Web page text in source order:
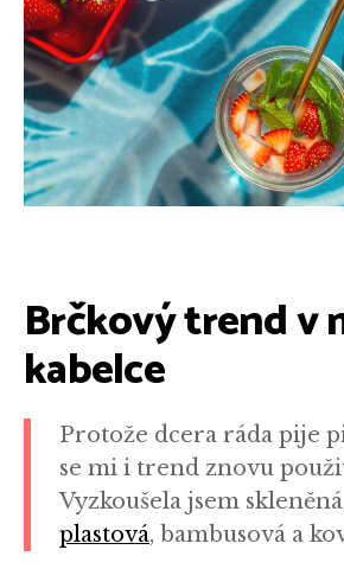
Brčkový trend v
kabelce
Protože dcera ráda pije
se mi i trend znovu
Vyzkoušela jsem
plastová, bambusová a